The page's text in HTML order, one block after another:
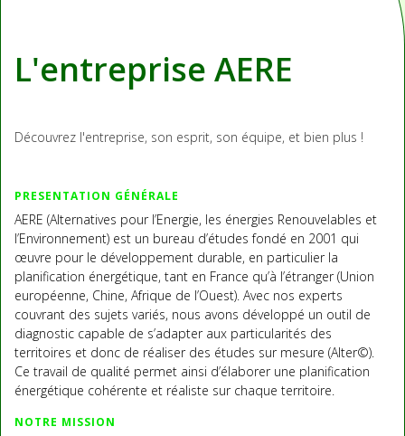
L'entreprise AERE
Découvrez l'entreprise, son esprit, son équipe, et bien plus !
PRESENTATION GÉNÉRALE
AERE (Alternatives pour l’Energie, les énergies Renouvelables et
l’Environnement) est un bureau d’études fondé en 2001 qui
œuvre pour le développement durable, en particulier la
planification énergétique, tant en France qu’à l’étranger (Union
européenne, Chine, Afrique de l’Ouest). Avec nos experts
couvrant des sujets variés, nous avons développé un outil de
diagnostic capable de s’adapter aux particularités des
territoires et donc de réaliser des études sur mesure (Alter©).
Ce travail de qualité permet ainsi d’élaborer une planification
énergétique cohérente et réaliste sur chaque territoire.
NOTRE MISSION